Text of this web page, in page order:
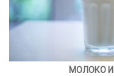
МОЛОКО